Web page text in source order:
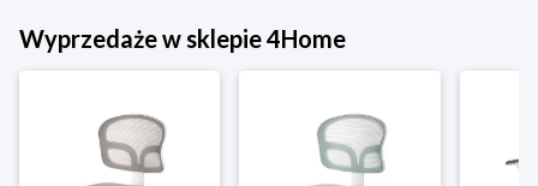
Wyprzedaże w sklepie 4Home